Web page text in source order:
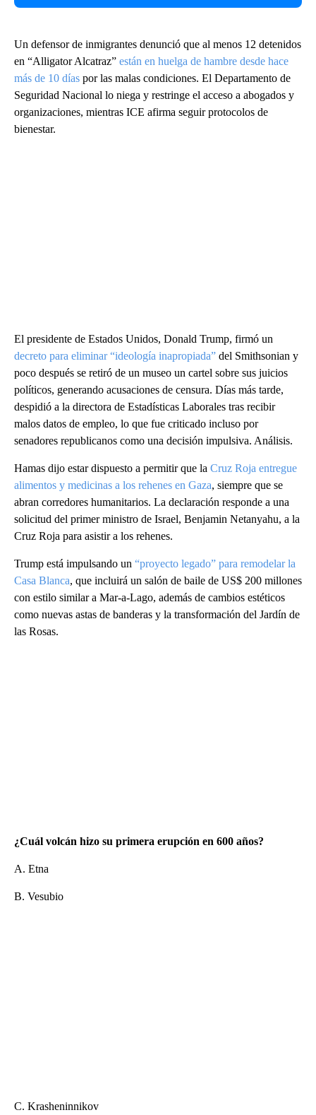
Un defensor de inmigrantes denunció que al menos 12 detenidos
en “Alligator Alcatraz” están en huelga de hambre desde hace
más de 10 días por las malas condiciones. El Departamento de
Seguridad Nacional lo niega y restringe el acceso a abogados y
organizaciones, mientras ICE afirma seguir protocolos de
bienestar.
El presidente de Estados Unidos, Donald Trump, firmó un
decreto para eliminar “ideología inapropiada” del Smithsonian y
poco después se retiró de un museo un cartel sobre sus juicios
políticos, generando acusaciones de censura. Días más tarde,
despidió a la directora de Estadísticas Laborales tras recibir
malos datos de empleo, lo que fue criticado incluso por
senadores republicanos como una decisión impulsiva. Análisis.
Hamas dijo estar dispuesto a permitir que la Cruz Roja entregue
alimentos y medicinas a los rehenes en Gaza, siempre que se
abran corredores humanitarios. La declaración responde a una
solicitud del primer ministro de Israel, Benjamin Netanyahu, a la
Cruz Roja para asistir a los rehenes.
Trump está impulsando un “proyecto legado” para remodelar la
Casa Blanca, que incluirá un salón de baile de US$ 200 millones
con estilo similar a Mar-a-Lago, además de cambios estéticos
como nuevas astas de banderas y la transformación del Jardín de
las Rosas.
¿Cuál volcán hizo su primera erupción en 600 años?
A. Etna
B. Vesubio
C. Krasheninnikov